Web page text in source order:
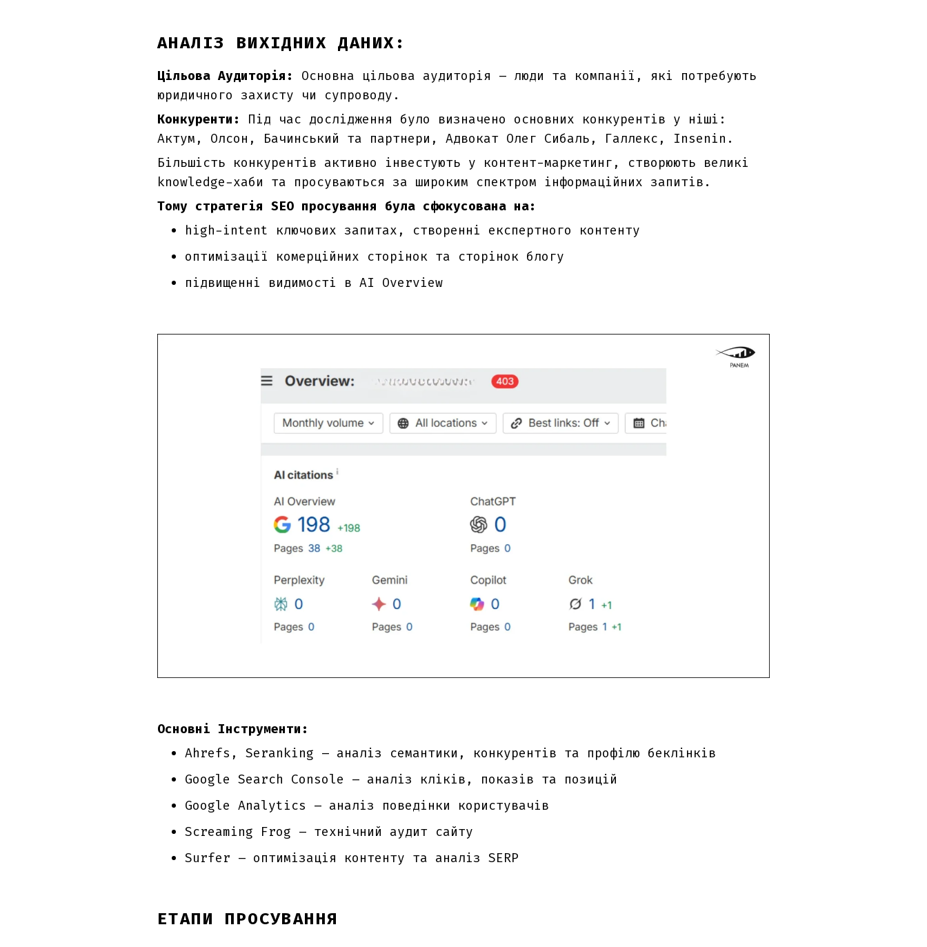
АНАЛІЗ ВИХІДНИХ ДАНИХ:
Цільова Аудиторія:
Основна цільова аудиторія – люди та компанії, які потребують
юридичного захисту чи супроводу.
Конкуренти:
Під час дослідження було визначено основних конкурентів у ніші:
Актум, Олсон, Бачинський та партнери, Адвокат Олег Сибаль, Галлекс, Insenin.
Більшість конкурентів активно інвестують у контент-маркетинг, створюють великі
knowledge-хаби та просуваються за широким спектром інформаційних запитів.
Тому стратегія SEO просування була сфокусована на:
high-intent ключових запитах, створенні експертного контенту
оптимізації комерційних сторінок та сторінок блогу
підвищенні видимості в AI Overview
Основні Інструменти:
Ahrefs, Seranking – аналіз семантики, конкурентів та профілю беклінків
Google Search Console – аналіз кліків, показів та позицій
Google Analytics – аналіз поведінки користувачів
Screaming Frog – технічний аудит сайту
Surfer – оптимізація контенту та аналіз SERP
ЕТАПИ ПРОСУВАННЯ